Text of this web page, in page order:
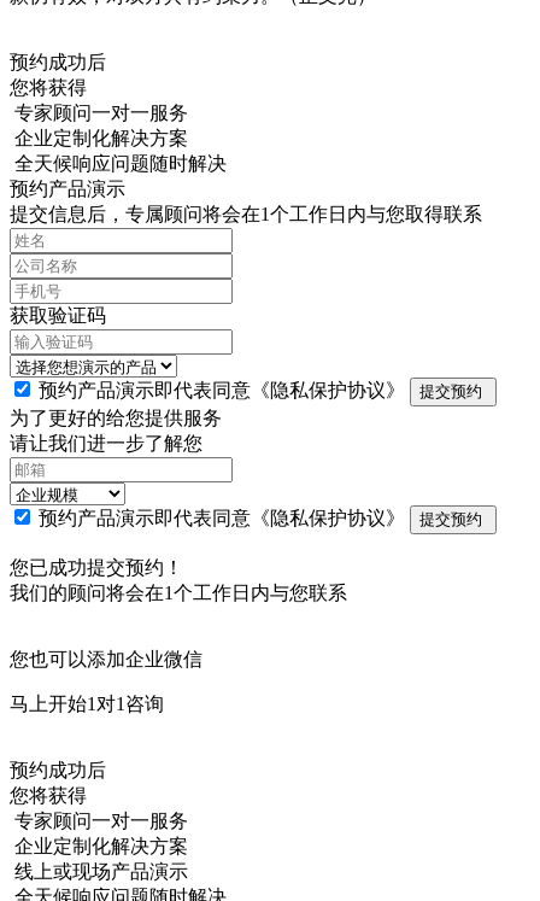
预约成功后
您将获得
专家顾问一对一服务
企业定制化解决方案
全天候响应问题随时解决
预约产品演示
提交信息后，专属顾问将会在1个工作日内与您取得联系
获取验证码
预约产品演示即代表同意 《隐私保护协议》 提交预约
为了更好的给您提供服务
请让我们进一步了解您
预约产品演示即代表同意 《隐私保护协议》 提交预约
您已成功提交预约！
我们的顾问将会在1个工作日内与您联系
您也可以添加企业微信
马上开始1对1咨询
预约成功后
您将获得
专家顾问一对一服务
企业定制化解决方案
线上或现场产品演示